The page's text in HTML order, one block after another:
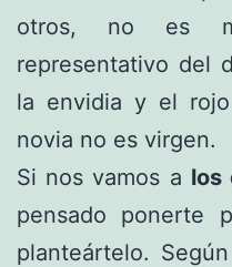
otros, no es
representativo del
la envidia y el
novia no es virgen.
Si nos vamos a los
pensado ponerte
planteártelo.